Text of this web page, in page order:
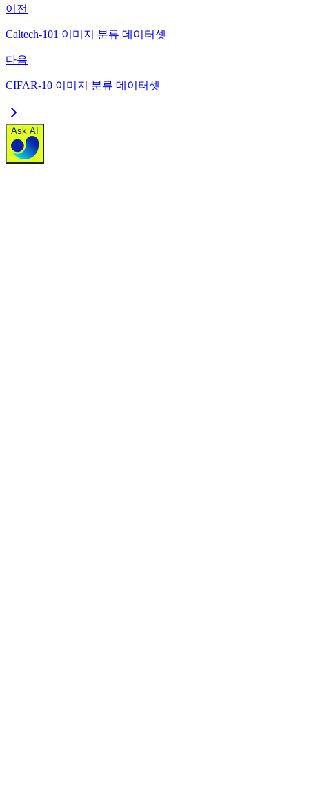
이전
Caltech-101 이미지 분류 데이터셋
다음
CIFAR-10 이미지 분류 데이터셋
Ask AI